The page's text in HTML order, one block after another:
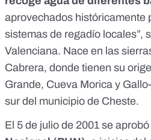
aprovechados históricamente
sistemas de regadío locales”,
Valenciana. Nace en las
Cabrera, donde tienen su
Grande, Cueva Morica y
sur del municipio de Cheste.
El 5 de julio de 2001 se aprobó